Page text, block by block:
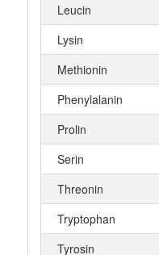
Leucin
Lysin
Methionin
Phenylalanin
Prolin
Serin
Threonin
Tryptophan
Tyrosin